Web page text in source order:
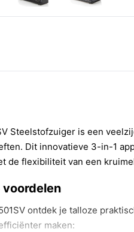
Steelstofzuiger is een
Dit innovatieve 3-in-1
de flexibiliteit van een
ontdek je talloze
maken: